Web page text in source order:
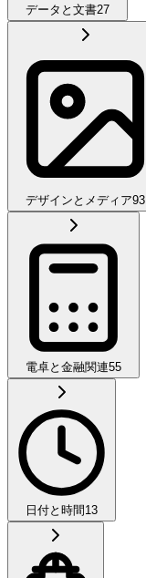
データと文書27
デザインとメディア93
電卓と金融関連55
日付と時間 13